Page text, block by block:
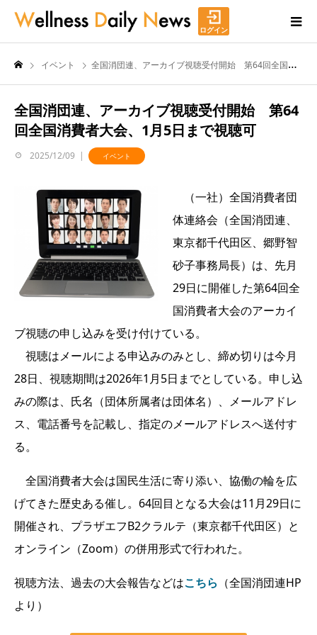
ログイン
イベント 全国消団連、アーカイブ視聴受付開始 第64回全国消費者大会、1月5日まで視聴可
全国消団連、アーカイブ視聴受付開始 第64
回全国消費者大会、1月5日まで視聴可
2025/12/09 イベント
（一社）全国消費者団
体連絡会（全国消団連、
東京都千代田区、郷野智
砂子事務局長）は、先月
29日に開催した第64回全
国消費者大会のアーカイ
ブ視聴の申し込みを受け付けている。
視聴はメールによる申込みのみとし、締め切りは今月
28日、視聴期間は2026年1月5日までとしている。申し込
みの際は、氏名（団体所属者は団体名）、メールアドレ
ス、電話番号を記載し、指定のメールアドレスへ送付す
る。
全国消費者大会は国民生活に寄り添い、協働の輪を広
げてきた歴史ある催し。64回目となる大会は11月29日に
開催され、プラザエフB2クラルテ（東京都千代田区）と
オンライン（Zoom）の併用形式で行われた。
視聴方法、過去の大会報告などはこちら （全国消団連HP
より）